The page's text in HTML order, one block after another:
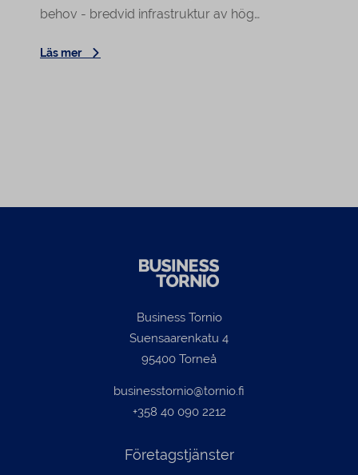
behov - bredvid infrastruktur av hög
logistikrutter.
Läs mer
Business Tornio
Suensaarenkatu 4
95400 Torneå
businesstornio@tornio.fi
+358 40 090 2212
Företagstjänster